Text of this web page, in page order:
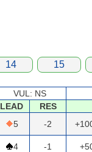
14 15
VUL: NS
LEAD RES
5 -2
4 -1